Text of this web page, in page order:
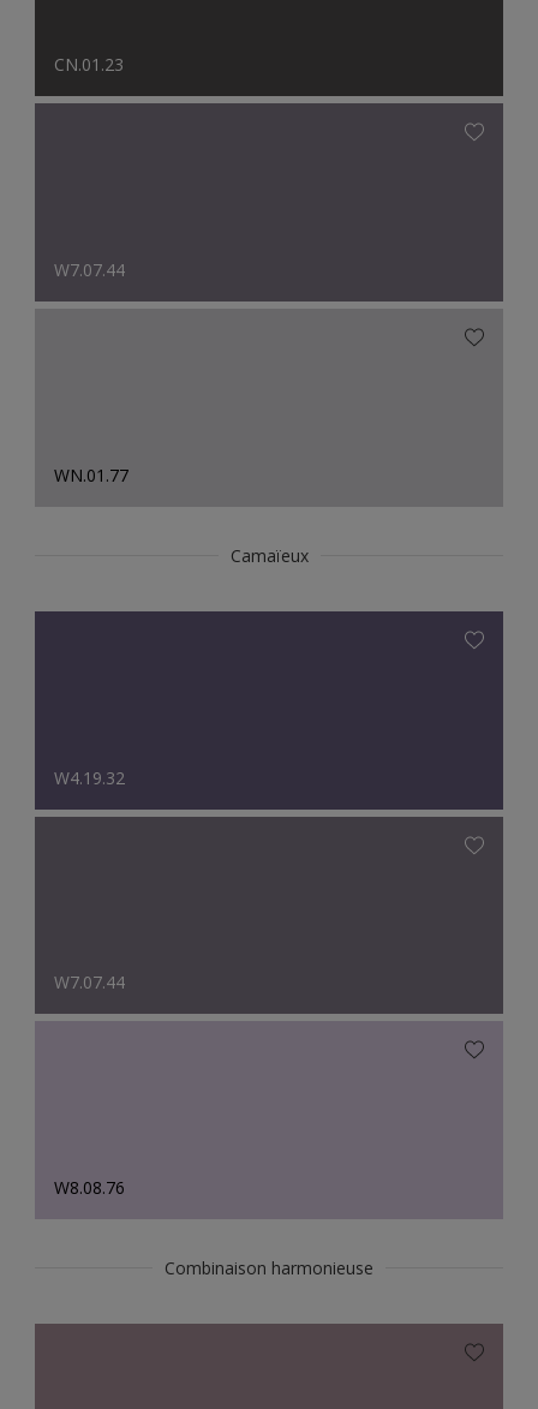
CN.01.23
W7.07.44
WN.01.77
Camaïeux
W4.19.32
W7.07.44
W8.08.76
Combinaison harmonieuse